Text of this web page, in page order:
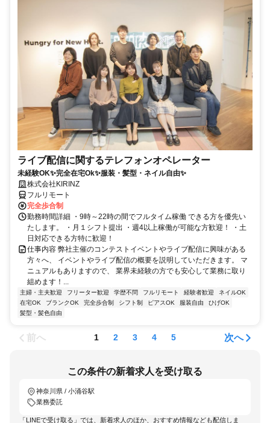
ライブ配信に関するテレフォンオペレーター
未経験OK✨完全在宅Ok✨服装・髪型・ネイル自由✨
株式会社KIRINZ
フルリモート
完全歩合制
勤務時間詳細 ・9時～22時の間でフルタイム稼働 できる方を優先い
たします。 ・月１シフト提出 ・週4以上稼働が可能な方歓迎！ ・土
日対応できる方特に歓迎！
仕事内容 弊社主催のコンテストイベントやライブ配信に興味がある
方々へ、 イベントやライブ配信の概要を説明していただきます。 マ
ニュアルもありますので、 業界未経験の方でも安心して業務に取り
組めます！...
主婦・主夫歓迎 フリーター歓迎 学歴不問 フルリモート 経験者歓迎
ネイルOK
在宅OK
ブランクOK 完全歩合制 シフト制 ピアスOK 服装自由
ひげOK
髪型・髪色自由
前へ 1 2 3 4 5 次へ
この条件の新着求人を受け取る
神奈川県 / 小涌谷駅
業務委託
「LINEで受け取る」では、新着求人のほか、おすすめ情報なども配信しま